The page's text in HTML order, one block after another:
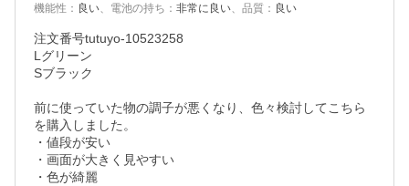
機能性 ： 良い、 電池の持ち ： 非常に良い、 品質 ： 良い
注文番号tutuyo-10523258
Lグリーン
Sブラック
前に使っていた物の調子が悪くなり、色々検討してこちら
を購入しました。
・値段が安い
・画面が大きく見やすい
・色が綺麗